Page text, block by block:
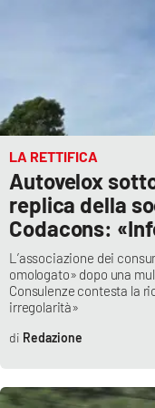
LA RETTIFICA
Autovelox
replica della
Codacons:
L’associazione dei
omologato» dopo una
Consulenze contesta la
irregolarità»
Redazione